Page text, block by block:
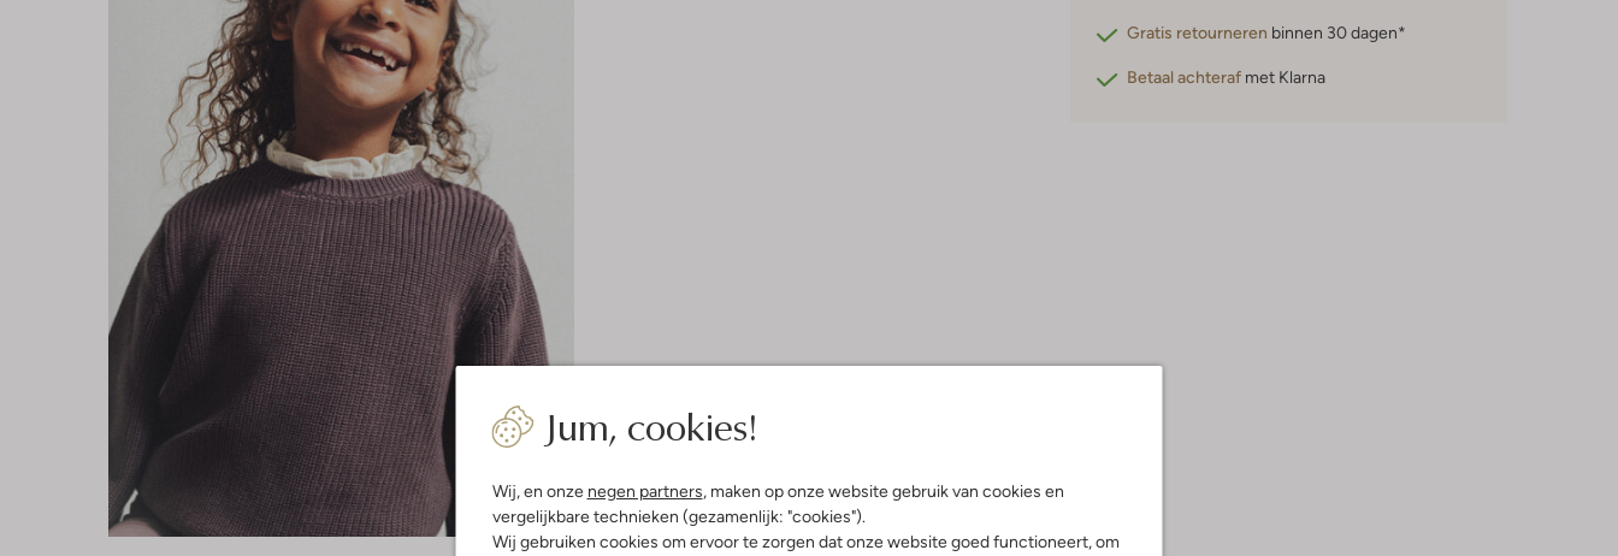
Jum, cookies!
Wij, en onze negen partners, maken op onze website gebruik van cookies en
vergelijkbare technieken (gezamenlijk: "cookies").
Wij gebruiken cookies om ervoor te zorgen dat onze website goed functioneert, om
Gratis retourneren binnen 30 dagen*
Betaal achteraf met Klarna